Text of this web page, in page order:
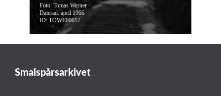
Foto: Tomas Werner
Daterad: april 1966
ID: TOWE00017
Smalspårsarkivet